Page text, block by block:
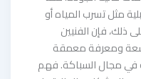
مثل تسرب المياه أو
فإن الفنيين
ومعرفة معمقة
في مجال السباكة. فهم